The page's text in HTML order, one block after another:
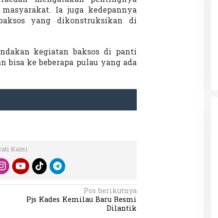
Ia juga kedepannya
yang dikonstruksikan di
kegiatan baksos di panti
bisa ke beberapa pulau yang ada
Kami
Pos berikutnya
Pjs Kades Kemilau Baru Resmi
Dilantik
Jarak Jauh
12 September 2025
Nepal, PM Mundur Mendadak
Setelah Gedung Parlemen Dibakar
Di GLOBAL, SOROTAN